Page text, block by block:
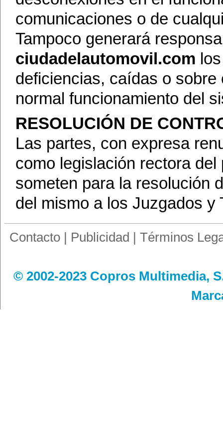
comunicaciones o de
Tampoco generará
ciudadelautomovil.com
deficiencias, caídas o
normal funcionamiento del
RESOLUCIÓN DE
Las partes, con expresa
como legislación rectora
someten para la resolución
del mismo a los Juzgados y
Contacto | Publicidad |Términos
© 2002-2023 Copros Multimedia,